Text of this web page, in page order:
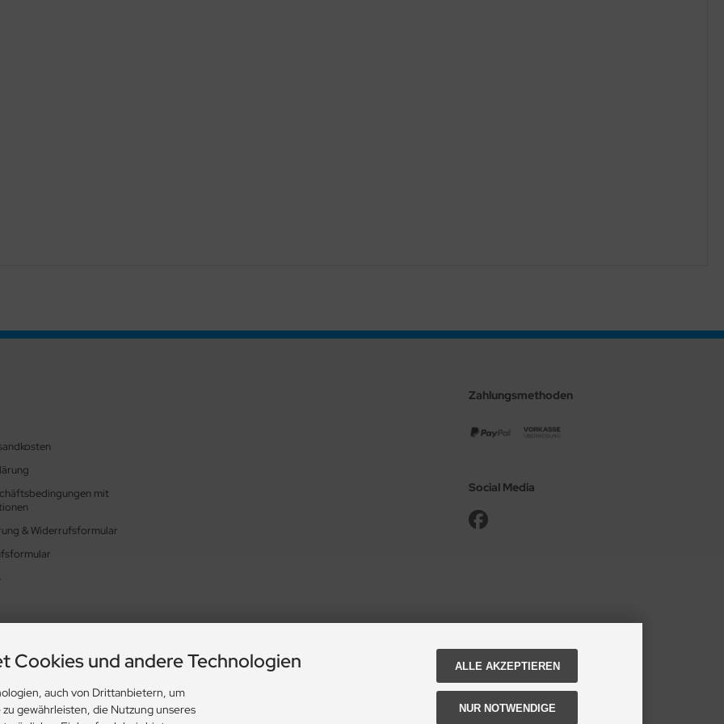
mit
& Widerrufsformular
Zahlungsmethoden
Social Media
Cookies und andere Technologien
auch von Drittanbietern, um
gewährleisten, die Nutzung unseres
ALLE AKZEPTIEREN
NUR NOTWENDIGE